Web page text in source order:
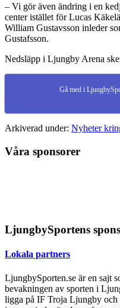
– Vi gör även ändring i en
center istället för Lucas
William Gustavsson inleder
Gustafsson.
Nedsläpp i Ljungby Arena
Gå med i
Arkiverad under: Nyheter
Våra sponsorer
LjungbySportens
Lokala partners
LjungbySporten.se är en sajt
bevakningen av sporten i
ligga på IF Troja Ljungby och